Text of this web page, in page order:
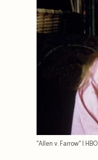
''Allen v. Farrow'' | HBO